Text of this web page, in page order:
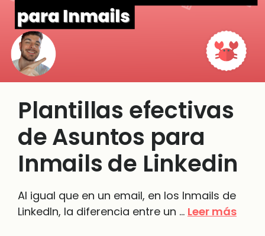
Plantillas efectivas
de Asuntos para
Inmails de Linkedin
Al igual que en un email, en los Inmails de
LinkedIn, la diferencia entre un … Leer más